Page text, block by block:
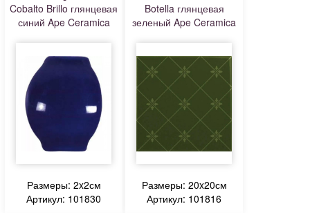
Cobalto Brillo глянцевая
синий Ape Ceramica
Размеры: 2x2см
Артикул: 101830
Botella глянцевая
зеленый Ape Ceramica
Размеры: 20x20см
Артикул: 101816